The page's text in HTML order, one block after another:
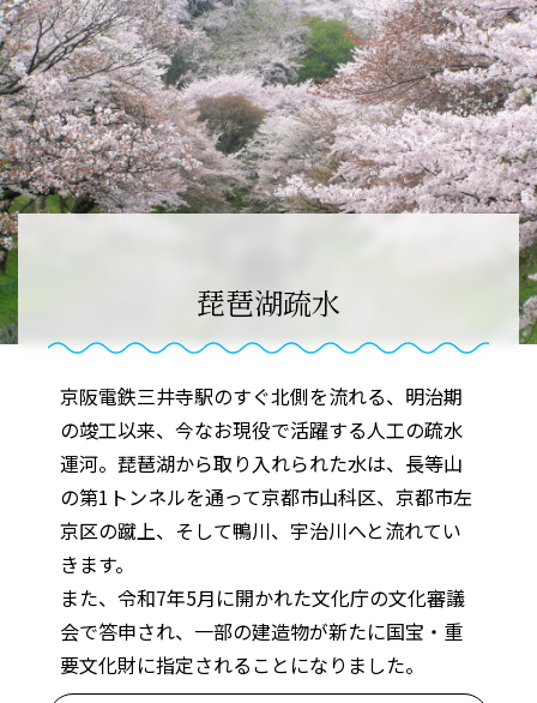
琵琶湖疏水
京阪電鉄三井寺駅のすぐ北側を流れる、明治期
の竣工以来、今なお現役で活躍する人工の疏水
運河。琵琶湖から取り入れられた水は、長等山
の第1トンネルを通って京都市山科区、京都市左
京区の蹴上、そして鴨川、宇治川へと流れてい
きます。
また、令和7年5月に開かれた文化庁の文化審議
会で答申され、一部の建造物が新たに国宝・重
要文化財に指定されることになりました。